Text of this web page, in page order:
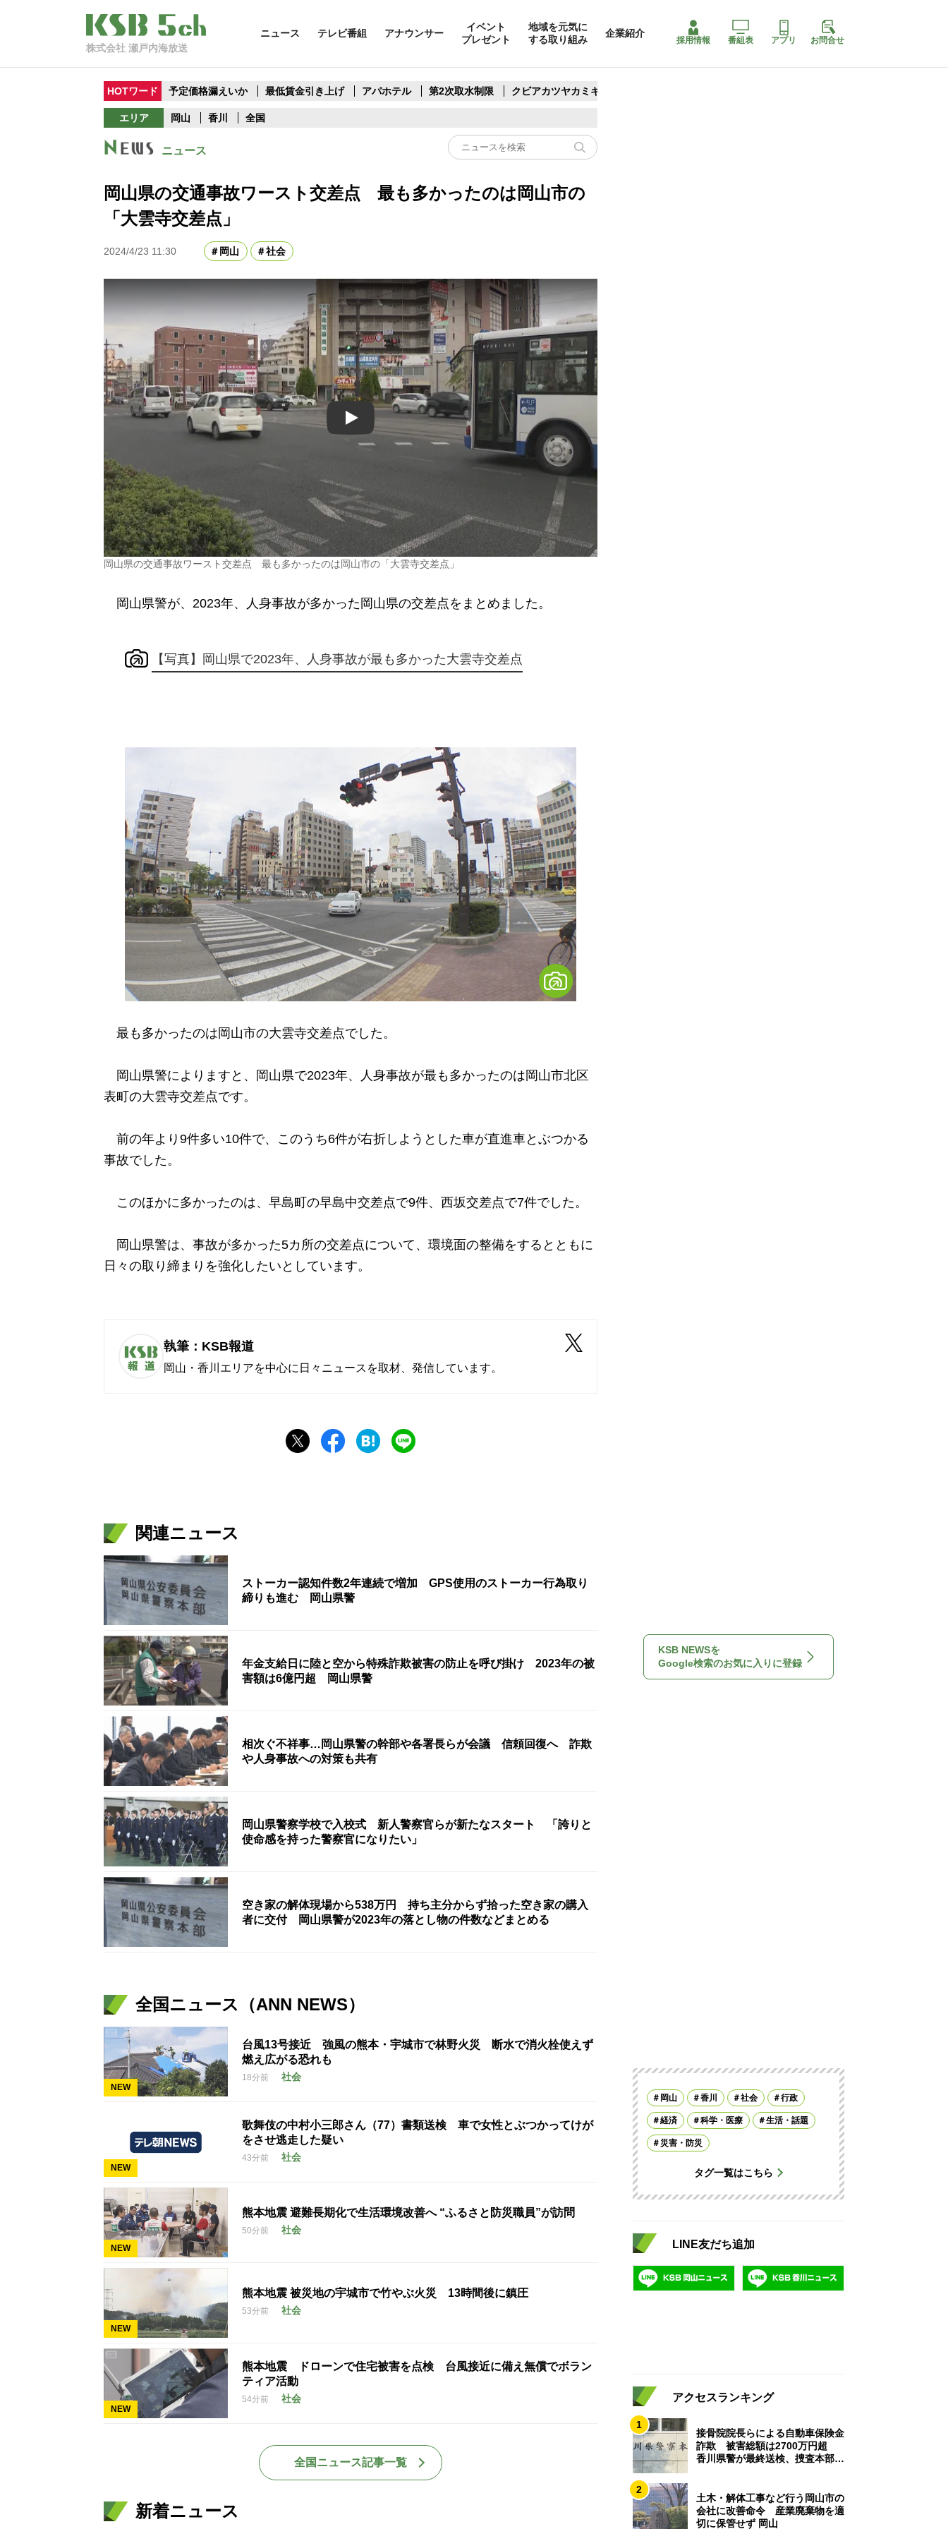
株式会社 瀬戸内海放送
ニュース テレビ番組 アナウンサー
イベント
プレゼント
地域を元気に
する取り組み
企業紹介
採用情報 番組表 アプリ お問合せ
HOTワード 予定価格漏えいか 最低賃金引き上げ アパホテル 第2次取水制限 クビアカツヤカミキリ
エリア 岡山 香川 全国
ニュース
岡山県の交通事故ワースト交差点 最も多かったのは岡山市の
「大雲寺交差点」
2024/4/23 11:30 岡山 社会
Play
岡山県の交通事故ワースト交差点 最も多かったのは岡山市の「大雲寺交差点」
岡山県警が、2023年、人身事故が多かった岡山県の交差点をまとめました。
【写真】岡山県で2023年、人身事故が最も多かった大雲寺交差点
最も多かったのは岡山市の大雲寺交差点でした。
岡山県警によりますと、岡山県で2023年、人身事故が最も多かったのは岡山市北区
表町の大雲寺交差点です。
前の年より9件多い10件で、このうち6件が右折しようとした車が直進車とぶつかる
事故でした。
このほかに多かったのは、早島町の早島中交差点で9件、西坂交差点で7件でした。
岡山県警は、事故が多かった5カ所の交差点について、環境面の整備をするとともに
日々の取り締まりを強化したいとしています。
執筆：KSB報道
岡山・香川エリアを中心に日々ニュースを取材、発信しています。
関連ニュース
ストーカー認知件数2年連続で増加 GPS使用のストーカー行為取り
締りも進む 岡山県警
年金支給日に陸と空から特殊詐欺被害の防止を呼び掛け 2023年の被
害額は6億円超 岡山県警
相次ぐ不祥事…岡山県警の幹部や各署長らが会議 信頼回復へ 詐欺
や人身事故への対策も共有
岡山県警察学校で入校式 新人警察官らが新たなスタート 「誇りと
使命感を持った警察官になりたい」
空き家の解体現場から538万円 持ち主分からず拾った空き家の購入
者に交付 岡山県警が2023年の落とし物の件数などまとめる
全国ニュース（ANN NEWS）
NEW
台風13号接近 強風の熊本・宇城市で林野火災 断水で消火栓使えず
燃え広がる恐れも
18分前 社会
NEW
歌舞伎の中村小三郎さん（77）書類送検 車で女性とぶつかってけが
をさせ逃走した疑い
43分前 社会
NEW
熊本地震 避難長期化で生活環境改善へ “ふるさと防災職員”が訪問
50分前 社会
NEW
熊本地震 被災地の宇城市で竹やぶ火災 13時間後に鎮圧
53分前 社会
NEW
熊本地震 ドローンで住宅被害を点検 台風接近に備え無償でボラン
ティア活動
54分前 社会
全国ニュース記事一覧
新着ニュース
KSB NEWSを
Google検索のお気に入りに登録
岡山 香川 社会 行政
経済 科学・医療 生活・話題
災害・防災
タグ一覧はこちら
LINE友だち追加
アクセスランキング
1
接骨院院長らによる自動車保険金
詐欺 被害総額は2700万円超
香川県警が最終送検、捜査本部解
2
土木・解体工事など行う岡山市の
会社に改善命令 産業廃棄物を適
切に保管せず 岡山